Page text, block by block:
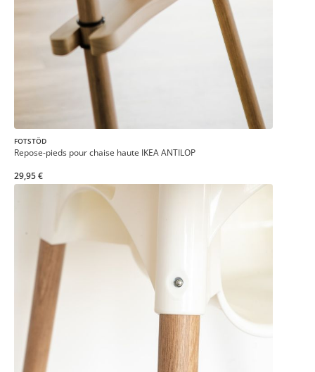
FOTSTÖD
Repose-pieds pour chaise haute IKEA ANTILOP
29,95 €